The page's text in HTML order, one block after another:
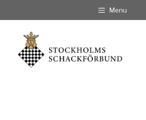
till
innehåll
Menu